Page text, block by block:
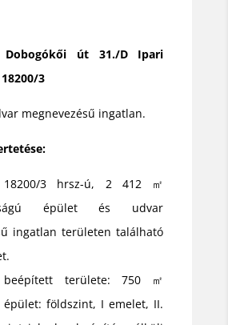
Dobogókői út 31./D Ipari
3
megnevezésű ingatlan.
18200/3 hrsz-ú, 2 412 ㎡
épület és udvar
ingatlan területen található
területe: 750 ㎡
épület: földszint, I emelet, II.